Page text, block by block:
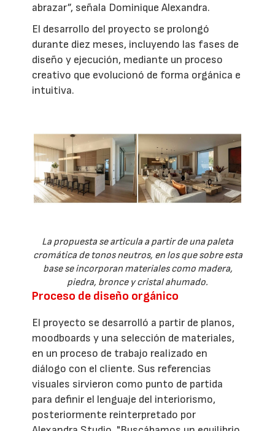
abrazar”, señala Dominique Alexandra.
El desarrollo del proyecto se prolongó
durante diez meses, incluyendo las fases de
diseño y ejecución, mediante un proceso
creativo que evolucionó de forma orgánica e
intuitiva.
La propuesta se articula a partir de una paleta
cromática de tonos neutros, en los que sobre esta
base se incorporan materiales como madera,
piedra, bronce y cristal ahumado.
Proceso de diseño orgánico
El proyecto se desarrolló a partir de planos,
moodboards y una selección de materiales,
en un proceso de trabajo realizado en
diálogo con el cliente. Sus referencias
visuales sirvieron como punto de partida
para definir el lenguaje del interiorismo,
posteriormente reinterpretado por